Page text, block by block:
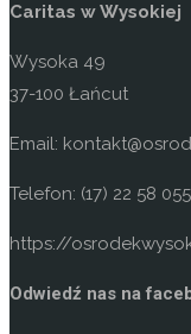
Caritas w Wysokiej
Wysoka 49
37-100 Łańcut
Email:
Telefon: (17) 22 58 055
https://
Odwiedź nas na